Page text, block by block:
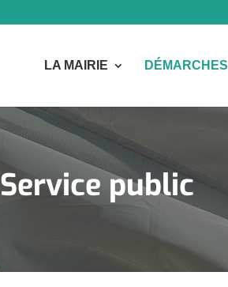
LA MAIRIE DÉMARCHES
Service public